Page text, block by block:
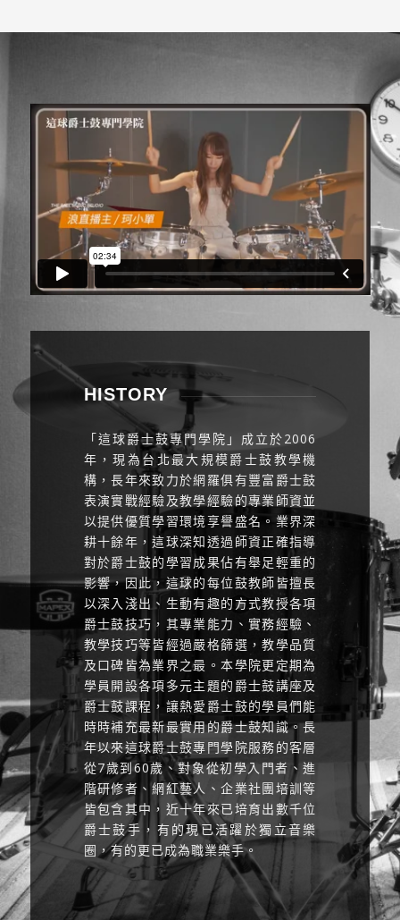
HISTORY
「這球爵士鼓專門學院」成立於2006
年，現為台北最大規模爵士鼓教學機
構，長年來致力於網羅俱有豐富爵士鼓
表演實戰經驗及教學經驗的專業師資並
以提供優質學習環境享譽盛名。業界深
耕十餘年，這球深知透過師資正確指導
對於爵士鼓的學習成果佔有舉足輕重的
影響，因此，這球的每位鼓教師皆擅長
以深入淺出、生動有趣的方式教授各項
爵士鼓技巧，其專業能力、實務經驗、
教學技巧等皆經過嚴格篩選，教學品質
及口碑皆為業界之最。本學院更定期為
學員開設各項多元主題的爵士鼓講座及
爵士鼓課程，讓熱愛爵士鼓的學員們能
時時補充最新最實用的爵士鼓知識。長
年以來這球爵士鼓專門學院服務的客層
從7歲到60歲、對象從初學入門者、進
階研修者、網紅藝人、企業社團培訓等
皆包含其中，近十年來已培育出數千位
爵士鼓手，有的現已活躍於獨立音樂
圈，有的更已成為職業樂手。